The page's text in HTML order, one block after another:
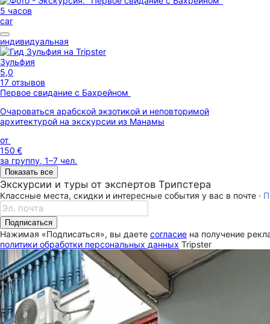
5 часов
car
индивидуальная
Зульфия
5,0
17 отзывов
Первое свидание с Бахрейном
Очароваться арабской экзотикой и неповторимой
архитектурой на экскурсии из Манамы
от
150 €
за группу, 1–7 чел.
Показать все
Экскурсии и туры от экспертов Трипстера
Классные места, скидки и интересные события у вас в почте ·
Подписаться
Нажимая «Подписаться», вы даете согласие на получение
политики обработки персональных данных Tripster